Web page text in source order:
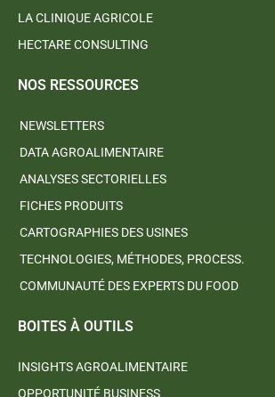
LA CLINIQUE AGRICOLE
HECTARE CONSULTING
NOS RESSOURCES
NEWSLETTERS
DATA AGROALIMENTAIRE
ANALYSES SECTORIELLES
FICHES PRODUITS
CARTOGRAPHIES DES USINES
TECHNOLOGIES, MÉTHODES, PROCESS.
COMMUNAUTÉ DES EXPERTS DU FOOD
BOITES À OUTILS
INSIGHTS AGROALIMENTAIRE
OPPORTUNITÉ BUSINESS